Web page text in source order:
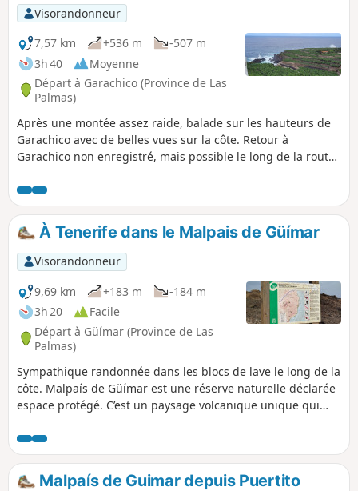
Visorandonneur
7,57 km
+536 m
-507 m
3h 40
Moyenne
Départ à Garachico (Province de Las
Palmas)
Après une montée assez raide, balade sur les hauteurs de
Garachico avec de belles vues sur la côte. Retour à
Garachico non enregistré, mais possible le long de la route.
Guincho n'est pas possible.
À Tenerife dans le Malpais de Güímar
Visorandonneur
9,69 km
+183 m
-184 m
3h 20
Facile
Départ à Güímar (Province de Las
Palmas)
Sympathique randonnée dans les blocs de lave le long de la
côte. Malpaís de Güímar est une réserve naturelle déclarée
espace protégé. C’est un paysage volcanique unique qui
est parfaite à faire avec des enfants car elle est courte et
très facile.
Malpaís de Guimar depuis Puertito